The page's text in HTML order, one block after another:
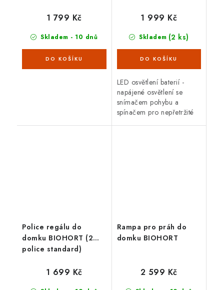
Skladem - 10 dnů
1 799 Kč
Skladem (2 ks)
1 999 Kč
LED osvětlení baterií -
napájené osvětlení se
snímačem pohybu a
spínačem pro nepřetržité
Police regálu do
domku BIOHORT (2
police standard)
1 699 Kč
Rampa pro práh do
domku BIOHORT
2 599 Kč